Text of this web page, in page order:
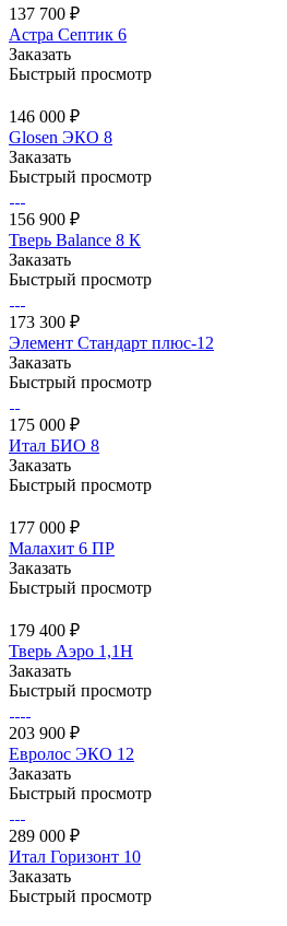
137 700 ₽
Астра Септик 6
Заказать
Быстрый просмотр
146 000 ₽
Glosen ЭКО 8
Заказать
Быстрый просмотр
156 900 ₽
Тверь Balance 8 К
Заказать
Быстрый просмотр
173 300 ₽
Элемент Стандарт плюс-12
Заказать
Быстрый просмотр
175 000 ₽
Итал БИО 8
Заказать
Быстрый просмотр
177 000 ₽
Малахит 6 ПР
Заказать
Быстрый просмотр
179 400 ₽
Тверь Аэро 1,1Н
Заказать
Быстрый просмотр
203 900 ₽
Евролос ЭКО 12
Заказать
Быстрый просмотр
289 000 ₽
Итал Горизонт 10
Заказать
Быстрый просмотр